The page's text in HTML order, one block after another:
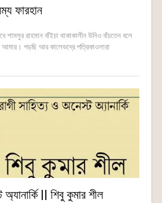
ফারহান
শামসুর রাহমান বাঁইচা থাকাকালীন উনিও বাঁচতেন বলে
আমার। পড়ছি আর কালেভদ্রে পত্রিকাওলারা
|| শিবু কুমার শীল